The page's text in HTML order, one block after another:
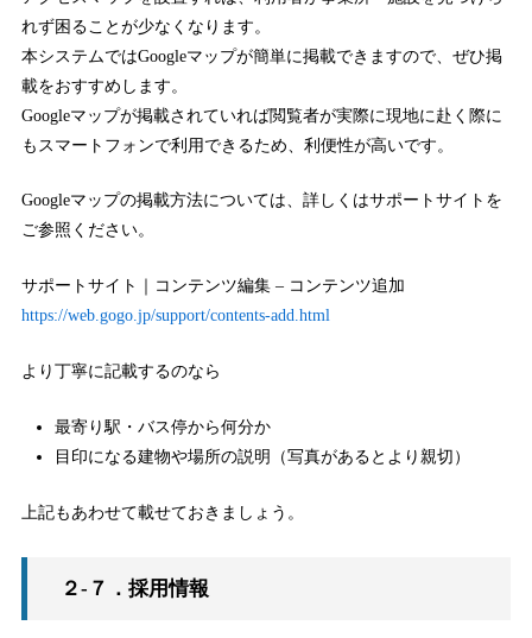
れず困ることが少なくなります。
本システムではGoogleマップが簡単に掲載できますので、ぜひ掲
載をおすすめします。
Googleマップが掲載されていれば閲覧者が実際に現地に赴く際に
もスマートフォンで利用できるため、利便性が高いです。
Googleマップの掲載方法については、詳しくはサポートサイトを
ご参照ください。
サポートサイト｜コンテンツ編集 – コンテンツ追加
https://web.gogo.jp/support/contents-add.html
より丁寧に記載するのなら
最寄り駅・バス停から何分か
目印になる建物や場所の説明（写真があるとより親切）
上記もあわせて載せておきましょう。
２-７．採用情報